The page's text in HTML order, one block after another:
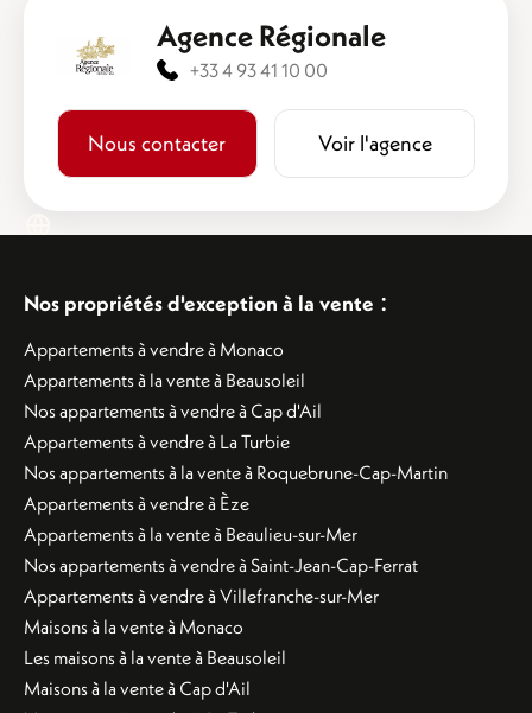
Agence Régionale
+33 4 93 41 10 00
Nous contacter Voir l'agence
Nos propriétés d'exception à la vente :
Appartements à vendre à Monaco
Appartements à la vente à Beausoleil
Nos appartements à vendre à Cap d'Ail
Appartements à vendre à La Turbie
Nos appartements à la vente à Roquebrune-Cap-Martin
Appartements à vendre à Èze
Appartements à la vente à Beaulieu-sur-Mer
Nos appartements à vendre à Saint-Jean-Cap-Ferrat
Appartements à vendre à Villefranche-sur-Mer
Maisons à la vente à Monaco
Les maisons à la vente à Beausoleil
Maisons à la vente à Cap d'Ail